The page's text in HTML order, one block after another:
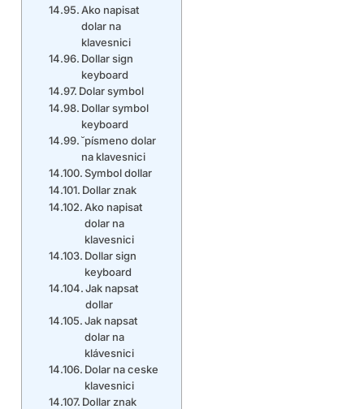
Ako napisat
dolar na
klavesnici
Dollar sign
keyboard
Dolar symbol
Dollar symbol
keyboard
˘písmeno dolar
na klavesnici
Symbol dollar
Dollar znak
Ako napisat
dolar na
klavesnici
Dollar sign
keyboard
Jak napsat
dollar
Jak napsat
dolar na
klávesnici
Dolar na ceske
klavesnici
Dollar znak